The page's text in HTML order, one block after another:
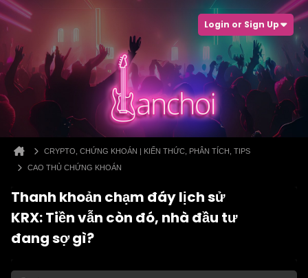
Login or Sign Up
CRYPTO, CHỨNG KHOÁN | KIẾN THỨC, PHÂN TÍCH, TIPS
CAO THỦ CHỨNG KHOÁN
Thanh khoản chạm đáy lịch sử
KRX: Tiền vẫn còn đó, nhà đầu tư
đang sợ gì?